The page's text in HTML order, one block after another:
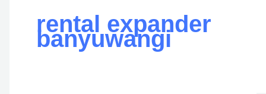
rental expander
banyuwangi